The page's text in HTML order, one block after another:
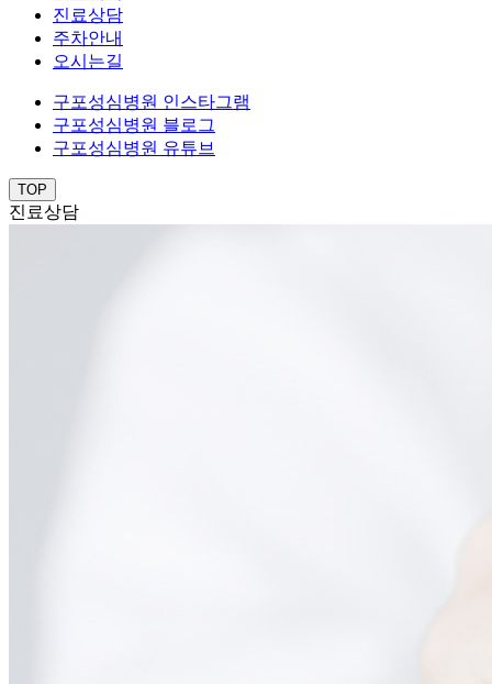
진료상담
주차안내
오시는길
구포성심병원 인스타그램
구포성심병원 블로그
구포성심병원 유튜브
TOP
진료상담